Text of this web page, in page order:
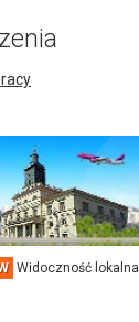
Widoczność lokalna